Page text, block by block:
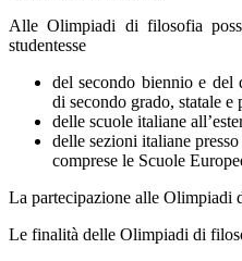
Alle Olimpiadi di filosofia
studentesse
del secondo biennio e del
di secondo grado, statale e
delle scuole italiane
delle sezioni italiane
comprese le Scuole
La partecipazione alle Olimpiadi
Le finalità delle Olimpiadi di